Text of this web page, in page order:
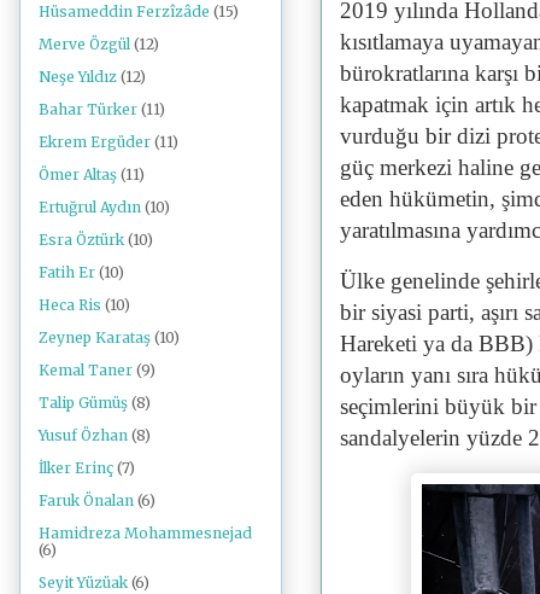
2019 yılında
kısıtlamaya
bürokratlarına karşı
kapatmak için artık
vurduğu bir dizi
güç merkezi haline
eden hükümetin,
yaratılmasına
Ülke genelinde
bir siyasi parti, aşırı
Hareketi ya da BBB)
oyların yanı sıra
seçimlerini büyük bir
sandalyelerin yüzde
Hüsameddin Ferzîzâde (15)
Merve Özgül (12)
Neşe Yıldız (12)
Bahar Türker (11)
Ekrem Ergüder (11)
Ömer Altaş (11)
Ertuğrul Aydın (10)
Esra Öztürk (10)
Fatih Er (10)
Heca Ris (10)
Zeynep Karataş (10)
Kemal Taner (9)
Talip Gümüş (8)
Yusuf Özhan (8)
İlker Erinç (7)
Faruk Önalan (6)
Hamidreza Mohammesnejad
(6)
Seyit Yüzüak (6)